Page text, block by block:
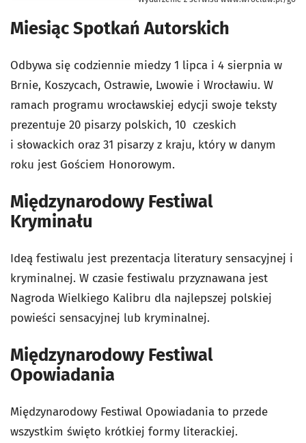
Miesiąc Spotkań Autorskich
Odbywa się codziennie miedzy 1 lipca i 4 sierpnia w
Brnie, Koszycach, Ostrawie, Lwowie i Wrocławiu. W
ramach programu wrocławskiej edycji swoje teksty
prezentuje 20 pisarzy polskich, 10 czeskich
i słowackich oraz 31 pisarzy z kraju, który w danym
roku jest Gościem Honorowym.
Międzynarodowy Festiwal
Kryminału
Ideą festiwalu jest prezentacja literatury sensacyjnej i
kryminalnej. W czasie festiwalu przyznawana jest
Nagroda Wielkiego Kalibru dla najlepszej polskiej
powieści sensacyjnej lub kryminalnej.
Międzynarodowy Festiwal
Opowiadania
Międzynarodowy Festiwal Opowiadania to przede
wszystkim święto krótkiej formy literackiej.